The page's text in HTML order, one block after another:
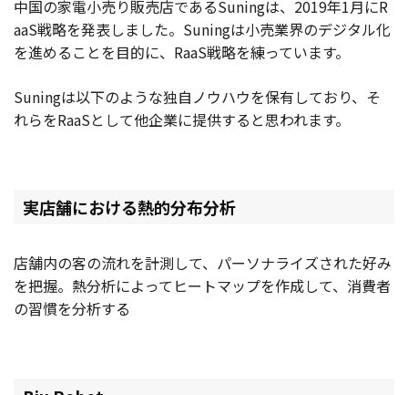
中国の家電小売り販売店であるSuningは、2019年1月にR
aaS戦略を発表しました。Suningは小売業界のデジタル化
を進めることを目的に、RaaS戦略を練っています。
Suningは以下のような独自ノウハウを保有しており、そ
れらをRaaSとして他企業に提供すると思われます。
実店舗における熱的分布分析
店舗内の客の流れを計測して、パーソナライズされた好み
を把握。熱分析によってヒートマップを作成して、消費者
の習慣を分析する